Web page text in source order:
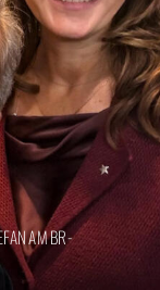
AM BR-